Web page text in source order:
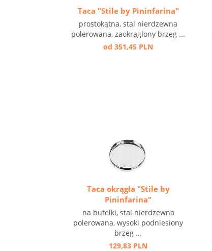
Taca "Stile by Pininfarina"
prostokątna, stal nierdzewna
polerowana, zaokrąglony brzeg ...
od 351,45 PLN
Taca okrągła "Stile by
Pininfarina"
na butelki, stal nierdzewna
polerowana, wysoki podniesiony
brzeg ...
129,83 PLN